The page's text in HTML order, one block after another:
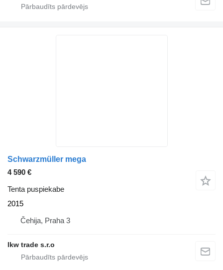
Schwarzmüller mega
4 590 €
Tenta puspiekabe
2015
Čehija, Praha 3
lkw trade s.r.o